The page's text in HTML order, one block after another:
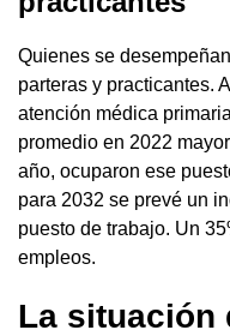
Quienes se
parteras y practicantes.
atención médica
promedio en 2022
año, ocuparon ese
para 2032 se prevé un
puesto de trabajo. Un
empleos.
La situación